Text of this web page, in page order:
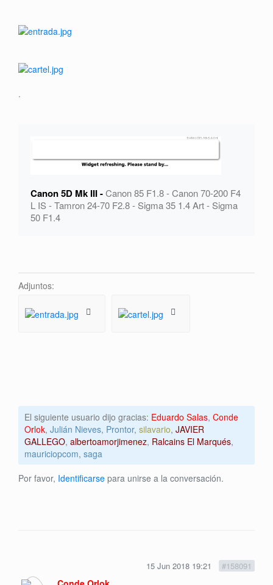
.
Canon 5D Mk III -Canon 85 F1.8 - Canon 70-200 F4
L IS - Tamron 24-70 F2.8 - Sigma 35 1.4 Art - Sigma
50 F1.4
Adjuntos:
El siguiente usuario dijo gracias: Eduardo Salas, Conde
Orlok, Julián Nieves, Prontor, silavario, JAVIER
GALLEGO, albertoamorjimenez, Ralcains El Marqués,
mauriciopcom, saga
Por favor, Identificarse para unirse a la conversación.
15 Jun 2018 19:21 #158091